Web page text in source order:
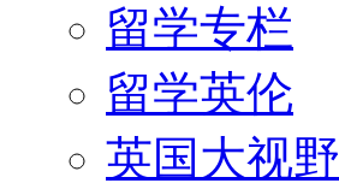
留学专栏
留学英伦
英国大视野